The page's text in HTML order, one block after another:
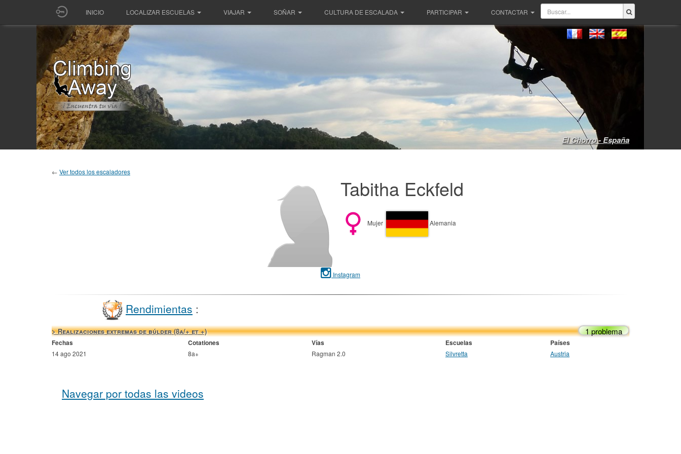
INICIO LOCALIZAR ESCUELAS VIAJAR SOÑAR CULTURA DE ESCALADA PARTICIPAR CONTACTAR
El Chorro - España
← Ver todos los escaladores
Tabitha Eckfeld
Mujer Alemania
Instagram
Rendimientas :
> Realizaciones extremas de búlder (8a/+ et +) 1 problema
Fechas Cotationes Vías Escuelas Países
14 ago 2021 8a+ Ragman 2.0 Silvretta Austria
Navegar por todas las videos